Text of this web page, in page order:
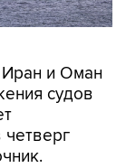
Иран и Оман
судов